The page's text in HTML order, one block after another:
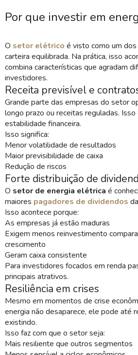
Por que investir em
O setor elétrico é visto como um
carteira equilibrada. Na prática, isso
combina características que agradam
investidores.
Receita previsível e
Grande parte das empresas do setor
longo prazo ou receitas reguladas.
estabilidade financeira.
Isso significa:
Menor volatilidade de resultados
Maior previsibilidade de caixa
Redução de riscos
Forte distribuição de
O setor de energia elétrica é
maiores pagadores de dividendos
Isso acontece porque:
As empresas já estão maduras
Exigem menos reinvestimento
crescimento
Geram caixa consistente
Para investidores focados em renda
principais atrativos.
Resiliência em crises
Mesmo em momentos de crise
energia não desaparece, ele pode até
existindo.
Isso faz com que o setor seja:
Mais resiliente que outros segmentos